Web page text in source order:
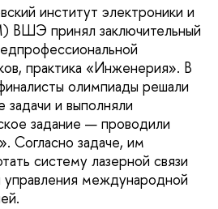
институт электроники и
принял заключительный
практика «Инженерия». В
олимпиады решали
и выполняли
задание — проводили
Согласно задаче, им
систему лазерной связи
управления международной